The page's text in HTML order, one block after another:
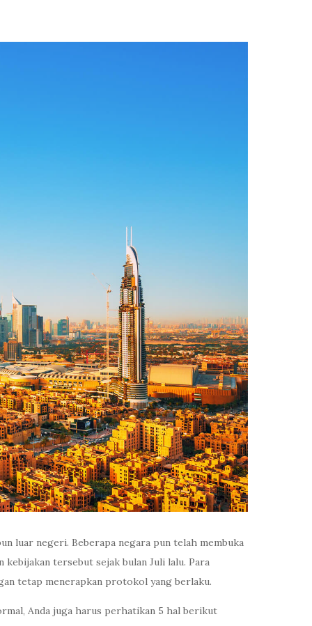
luar negeri. Beberapa negara pun telah membuka
tersebut sejak bulan Juli lalu. Para
tetap menerapkan protokol yang berlaku.
Anda juga harus perhatikan 5 hal berikut